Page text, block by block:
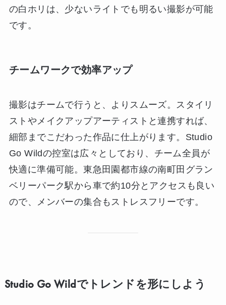
の白ホリは、少ないライトでも明るい撮影が可能
です。
チームワークで効率アップ
撮影はチームで行うと、よりスムーズ。スタイリ
ストやメイクアップアーティストと連携すれば、
細部までこだわった作品に仕上がります。Studio
Go Wildの控室は広々としており、チーム全員が
快適に準備可能。東急田園都市線の南町田グラン
ベリーパーク駅から車で約10分とアクセスも良い
ので、メンバーの集合もストレスフリーです。
Studio Go Wildでトレンドを形にしよう